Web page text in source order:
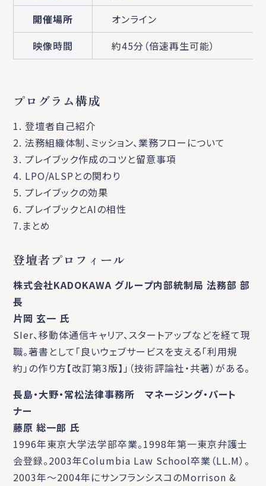
開催場所
オンライン
映像時間
約45分（倍速再生可能）
プログラム構成
1. 登壇者自己紹介
2. 法務組織体制、ミッション、業務フローについて
3. プレイブック作成のコツと留意事項
4. LPO/ALSPとの関わり
5. プレイブックの効果
6. プレイブックとAIの相性
7.まとめ
登壇者プロフィール
株式会社KADOKAWA グループ内部統制局 法務部 部
長
片岡 玄一 氏
SIer、移動体通信キャリア、スタートアップなどを経て現
職。著書として「良いウェブサービスを支える「利用規
約」の作り方【改訂第3版】」（技術評論社・共著）がある。
長島・大野・常松法律事務所 マネージング・パート
ナー
藤原 総一郎 氏
1996年東京大学法学部卒業。1998年第一東京弁護士
会登録。2003年Columbia Law School卒業（LL.M）。
2003年～2004年にサンフランシスコのMorrison &